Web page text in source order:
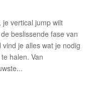
vertical jump wilt
beslissende fase van
je alles wat je nodig
halen. Van